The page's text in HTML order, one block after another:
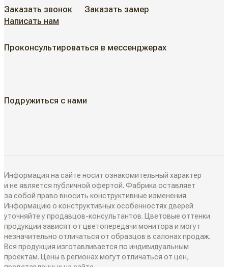
АКЦИИ
КАК КУПИТЬ
Как замерить
Дизайнеры в вашем городе
Блог
РАЗДВИЖНЫЕ ПЕРЕГОРОДКИ
Классические перегородки
Современные перегородки
Алюминиевые перегородки
СИСТЕМЫ ОТКРЫВАНИЯ
Распашные двери
Складные двери
ИНТЕРЬЕРНЫЕ РЕШЕНИЯ
Заказать звонок
Заказать замер
Написать нам
Проконсультироваться в мессенджерах
Подружиться с нами
Информация на сайте носит ознакомительный характер
и не является публичной офертой. Фабрика оставляет
за собой право вносить конструктивные изменения.
Информацию о конструктивных особенностях дверей
уточняйте у продавцов-консультантов. Цветовые оттенки
продукции зависят от цветопередачи монитора и могут
незначительно отличаться от образцов в салонах продаж.
Вся продукция изготавливается по индивидуальным
проектам. Цены в регионах могут отличаться от цен,